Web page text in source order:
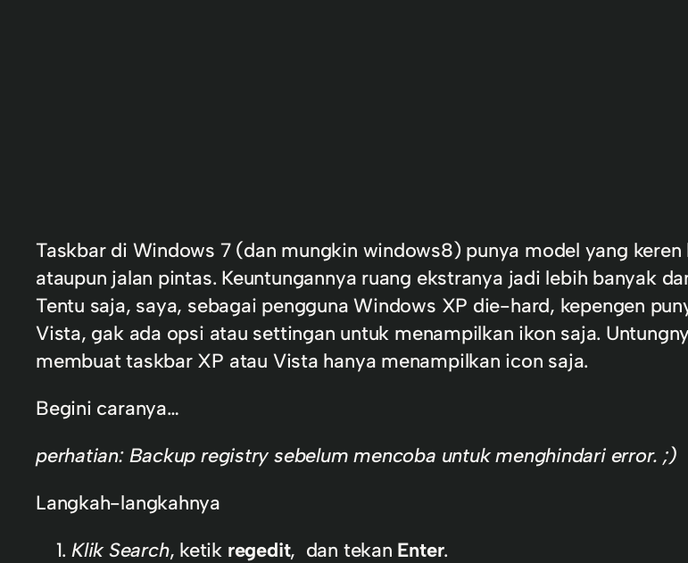
Taskbar di Windows 7 (dan mungkin windows8) punya model yang
ataupun jalan pintas. Keuntungannya ruang ekstranya jadi lebih banyak
Tentu saja, saya, sebagai pengguna Windows XP die-hard, kepengen
Vista, gak ada opsi atau settingan untuk menampilkan ikon saja.
membuat taskbar XP atau Vista hanya menampilkan icon saja.
Begini caranya…
perhatian: Backup registry sebelum mencoba untuk menghindari error. ;)
Langkah-langkahnya
Klik Search, ketik regedit, dan tekan Enter.